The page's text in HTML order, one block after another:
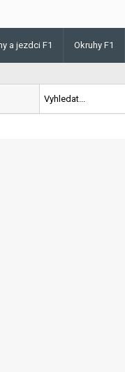
a jezdci F1 Okruhy F1
letos poprvé vyhrál kvalifikaci